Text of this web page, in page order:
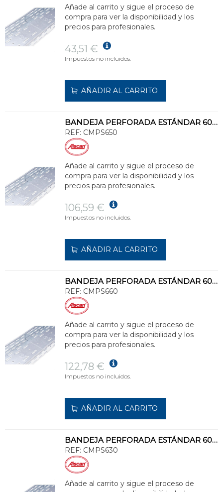
Añade al carrito y sigue el proceso de
compra para ver la disponibilidad y los
precios para profesionales.
43,51 €
Impuestos no incluidos.
AÑADIR AL CARRITO
BANDEJA PERFORADA ESTÁNDAR 60x500 GALVANIZADO SENZIMIR
REF: CMPS650
Añade al carrito y sigue el proceso de
compra para ver la disponibilidad y los
precios para profesionales.
106,59 €
Impuestos no incluidos.
AÑADIR AL CARRITO
BANDEJA PERFORADA ESTÁNDAR 60x600 GALVANIZADO SENZIMIR
REF: CMPS660
Añade al carrito y sigue el proceso de
compra para ver la disponibilidad y los
precios para profesionales.
122,78 €
Impuestos no incluidos.
AÑADIR AL CARRITO
BANDEJA PERFORADA ESTÁNDAR 60x300 GALVANIZADO SENZIMIR
REF: CMPS630
Añade al carrito y sigue el proceso de